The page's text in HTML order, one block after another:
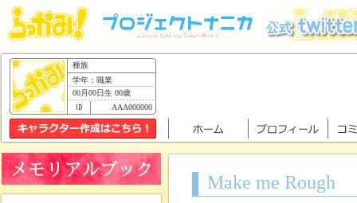
種族
学年：職業
00月00日生 00歳
AAA000000
Make me Rough